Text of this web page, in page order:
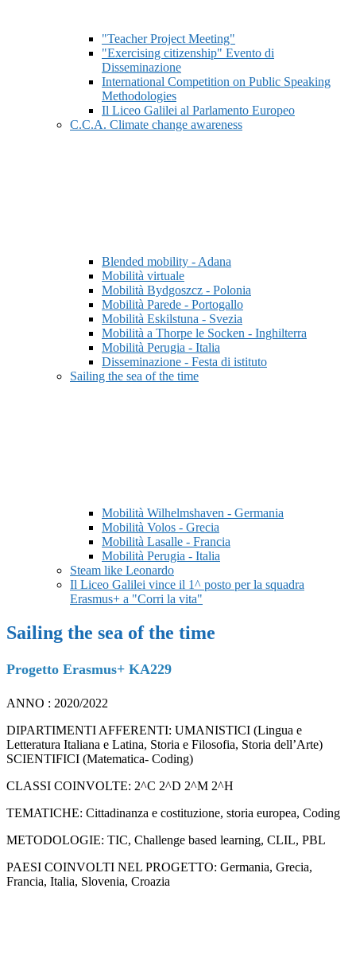
"Teacher Project Meeting"
"Exercising citizenship" Evento di
Disseminazione
International Competition on Public Speaking
Methodologies
Il Liceo Galilei al Parlamento Europeo
C.C.A. Climate change awareness
Blended mobility - Adana
Mobilità virtuale
Mobilità Bydgoszcz - Polonia
Mobilità Parede - Portogallo
Mobilità Eskilstuna - Svezia
Mobilità a Thorpe le Socken - Inghilterra
Mobilità Perugia - Italia
Disseminazione - Festa di istituto
Sailing the sea of the time
Mobilità Wilhelmshaven - Germania
Mobilità Volos - Grecia
Mobilità Lasalle - Francia
Mobilità Perugia - Italia
Steam like Leonardo
Il Liceo Galilei vince il 1^ posto per la squadra
Erasmus+ a "Corri la vita"
Sailing the sea of the time
Progetto Erasmus+ KA229
ANNO : 2020/2022
DIPARTIMENTI AFFERENTI: UMANISTICI (Lingua e
Letteratura Italiana e Latina, Storia e Filosofia, Storia dell’Arte)
SCIENTIFICI (Matematica- Coding)
CLASSI COINVOLTE: 2^C 2^D 2^M 2^H
TEMATICHE: Cittadinanza e costituzione, storia europea, Coding
METODOLOGIE: TIC, Challenge based learning, CLIL, PBL
PAESI COINVOLTI NEL PROGETTO: Germania, Grecia,
Francia, Italia, Slovenia, Croazia